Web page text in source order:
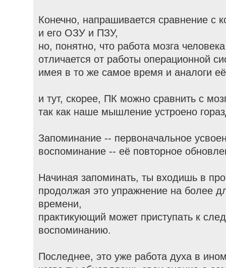
Конечно, напрашивается сравнение с
и его ОЗУ и ПЗУ,
но, понятно, что работа мозга человека
отличается от работы операционной
имея в то же самое время и аналоги
и тут, скорее, ПК можно сравнить с
так как наше мышление устроено
Запоминание -- первоначальное
воспоминание -- её повторное
Начиная запоминать, ты входишь в
продолжая это упражнение на более
времени,
практикующий может приступать к
воспоминанию.
Последнее, это уже работа духа в